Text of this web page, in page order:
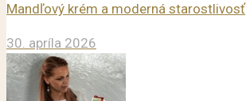
Mandľový krém a moderná starostlivosť
30. apríla 2026